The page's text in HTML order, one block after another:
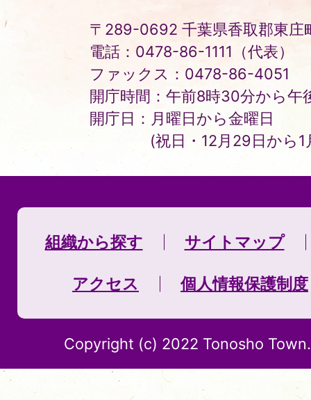
〒289-0692 千葉県香取郡東庄
電話：0478-86-1111（代表）
ファックス：0478-86-4051
開庁時間：午前8時30分から午
開庁日：月曜日から金曜日
(祝日・12月29日から
組織から探す サイトマップ
アクセス 個人情報保護制度
Copyright (c) 2022 Tonosho